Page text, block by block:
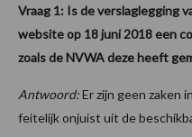
Vraag 1: Is de verslaglegging
website op 18 juni 2018 een
zoals de NVWA deze heeft
Antwoord:Er zijn geen zaken
feitelijk onjuist uit de